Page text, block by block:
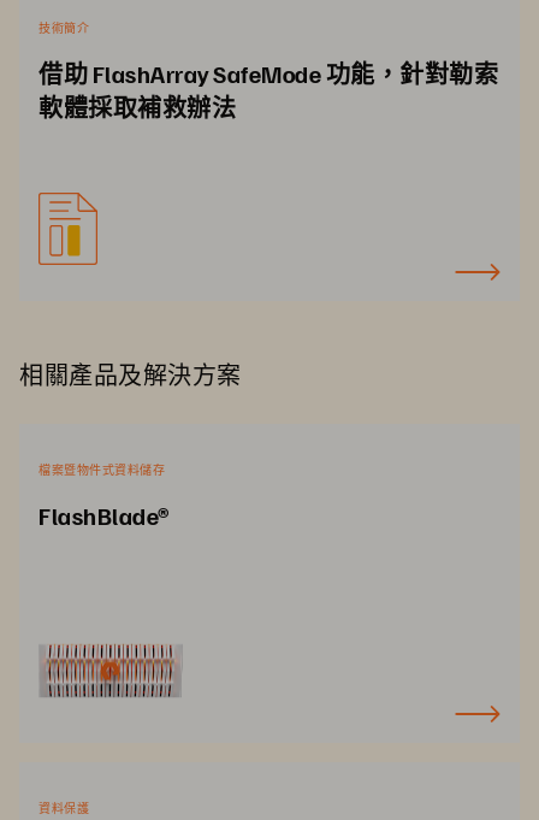
技術簡介
借助 FlashArray SafeMode 功能，針對勒索
軟體採取補救辦法
相關產品及解決方案
檔案暨物件式資料儲存
FlashBlade®
資料保護